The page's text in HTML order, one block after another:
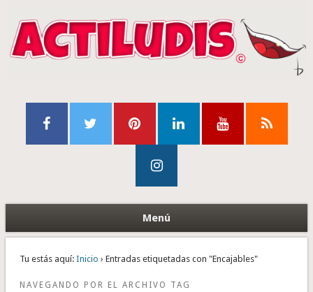
Menú
Tu estás aquí: Inicio › Entradas etiquetadas con "Encajables"
NAVEGANDO POR EL ARCHIVO TAG